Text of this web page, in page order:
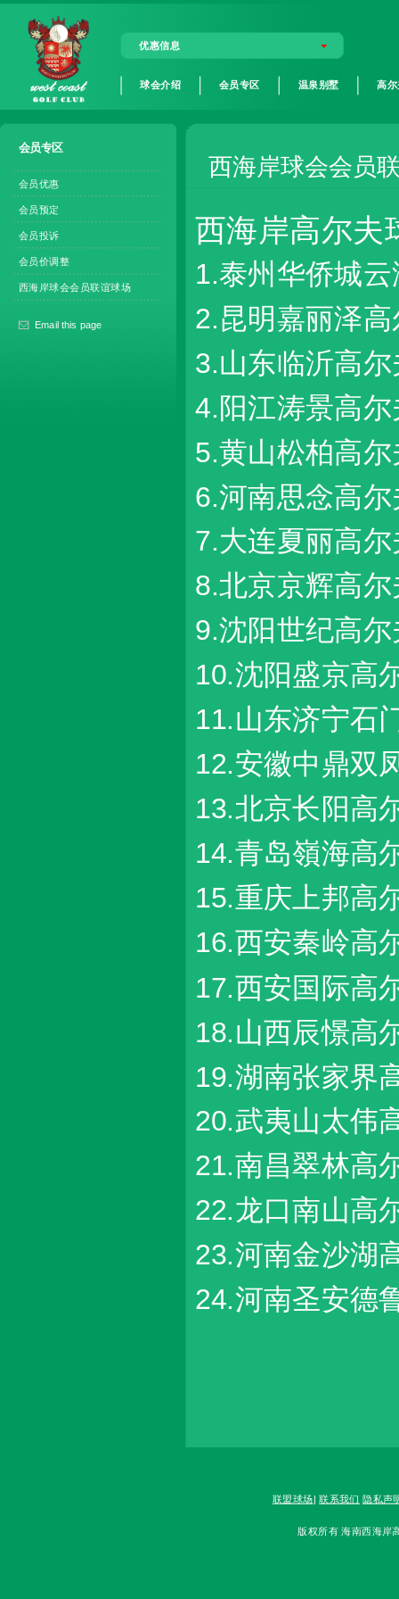
优惠信息
球会介绍 会员专区 温泉别墅 高
会员专区
会员优惠
会员预定
会员投诉
会员价调整
西海岸球会会员联谊球场
Email this page
西海岸球会会员
西海岸高尔夫
1.泰州华侨城
2.昆明嘉丽泽
3.山东临沂高
4.阳江涛景高
5.黄山松柏高
6.河南思念高
7.大连夏丽高
8.北京京辉高
9.沈阳世纪高
10.沈阳盛京高
11.山东济宁石
12.安徽中鼎双
13.北京长阳高
14.青岛嶺海高
15.重庆上邦高
16.西安秦岭高
17.西安国际高
18.山西辰憬高
19.湖南张家界
20.武夷山太伟
21.南昌翠林高
22.龙口南山高
23.河南金沙湖
24.河南圣安德
联盟球场|联系我们 隐私声
版权所有 海南西海岸